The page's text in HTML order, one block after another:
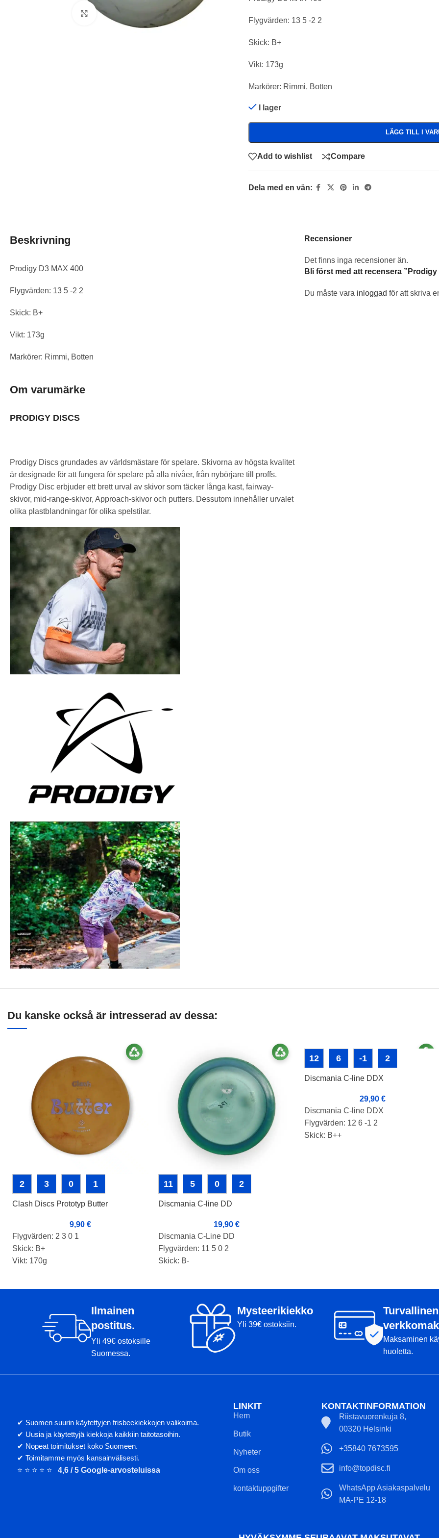
Klicka för att förstora
Flygvärden: 13 5 -2 2
Skick: B+
Vikt: 173g
Markörer: Rimmi, Botten
I lager
LÄGG TILL I
Add to wishlist Compare
Dela med en vän:
Beskrivning
Prodigy D3 MAX 400
Flygvärden: 13 5 -2 2
Skick: B+
Vikt: 173g
Markörer: Rimmi, Botten
Om varumärke
PRODIGY DISCS
Prodigy Discs grundades av världsmästare för spelare. Skivorna av högsta kvalitet
är designade för att fungera för spelare på alla nivåer, från nybörjare till proffs.
Prodigy Disc erbjuder ett brett urval av skivor som täcker långa kast, fairway-
skivor, mid-range-skivor, Approach-skivor och putters. Dessutom innehåller urvalet
olika plastblandningar för olika spelstilar.
Recensioner
Det finns inga recensioner än.
Bli först med att recensera ”Prodigy
Du måste vara inloggad för att skriva
Du kanske också är intresserad av dessa:
2 3 0 1
Clash Discs Prototyp Butter
9,90 €
Flygvärden: 2 3 0 1
Skick: B+
Vikt: 170g
11 5 0 2
Discmania C-line DD
19,90 €
Discmania C-Line DD
Flygvärden: 11 5 0 2
Skick: B-
12 6 -1 2
Discmania C-line DDX
29,90 €
Discmania C-line DDX
Flygvärden: 12 6 -1 2
Skick: B++
Ilmainen
postitus.
Yli 49€ ostoksille
Suomessa.
Mysteerikiekko
Yli 39€ ostoksiin.
Turvallinen
Maksaminen
huoletta.
✔ Suomen suurin käytettyjen frisbeekiekkojen valikoima.
✔ Uusia ja käytettyjä kiekkoja kaikkiin taitotasoihin.
✔ Nopeat toimitukset koko Suomeen.
✔ Toimitamme myös kansainvälisesti.
⭐ ⭐ ⭐ ⭐ ⭐ 4,6 / 5 Google-arvosteluissa
LINKIT
Hem
Butik
Nyheter
Om oss
kontaktuppgifter
KONTAKTINFORMATION
Riistavuorenkuja 8,
00320 Helsinki
+35840 7673595
info@topdisc.fi
WhatsApp Asiakaspalvelu
MA-PE 12-18